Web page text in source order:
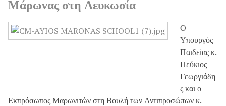
Μάρωνας στη Λευκωσία
Ο
Υπουργός
Παιδείας κ.
Πεύκιος
Γεωργιάδη
ς και ο
Εκπρόσωπος Μαρωνιτών στη Βουλή των Αντιπροσώπων κ.